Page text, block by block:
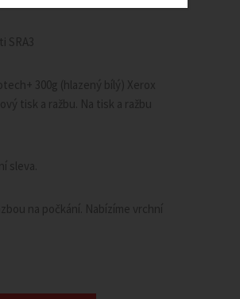
SRA3
300g (hlazený bílý) Xerox
tisk a ražbu. Na tisk a ražbu
sleva.
na počkání. Nabízíme vrchní